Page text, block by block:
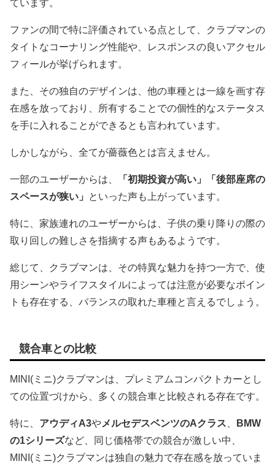
ています。
ファンの間で特に評価されている点として、クラブマンの
タイトなコーナリング性能や、レスポンスの良いアクセル
フィールが挙げられます。
また、その独自のデザインは、他の車種とは一線を画す存
在感を放っており、所有することでの個性的なステータス
を手に入れることができるとも言われています。
しかしながら、全てが薔薇色とは言えません。
一部のユーザーからは、
「初期投資が高い」「後部座席の
スペースが狭い」
といった声も上がっています。
特に、家族連れのユーザーからは、子供の乗り降りの際の
取り回しの難しさを指摘する声もあるようです。
総じて、クラブマンは、その特異な魅力を持つ一方で、使
用シーンやライフスタイルによっては注意が必要なポイン
トも存在する、バランスの取れた車種と言えるでしょう。
競合車との比較
MINI(ミニ)クラブマンは、プレミアムコンパクトカーとし
ての位置づけから、多くの競合車と比較される存在です。
特に、 アウディA3やメルセデスベンツのAクラス、
BMW
の1シリーズなど、同じ価格帯での競合が激しい中、
MINI(ミニ)クラブマンは独自の魅力で存在感を放っていま